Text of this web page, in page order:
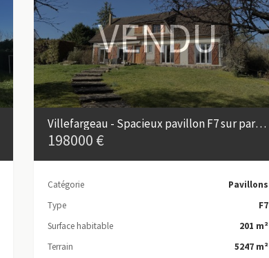
VENDU
Villefargeau - Spacieux pavillon F7 sur parc arboré
198000 €
Catégorie
Pavillons
Type
F7
Surface habitable
201 m²
Terrain
5247 m²